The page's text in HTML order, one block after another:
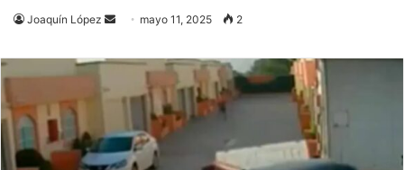
Joaquín López
Send
email
mayo 11, 2025 2